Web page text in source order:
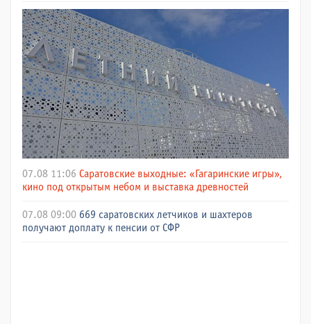
07.08 11:06 Саратовские выходные: «Гагаринские игры»,
кино под открытым небом и выставка древностей
07.08 09:00 669 саратовских летчиков и шахтеров
получают доплату к пенсии от СФР